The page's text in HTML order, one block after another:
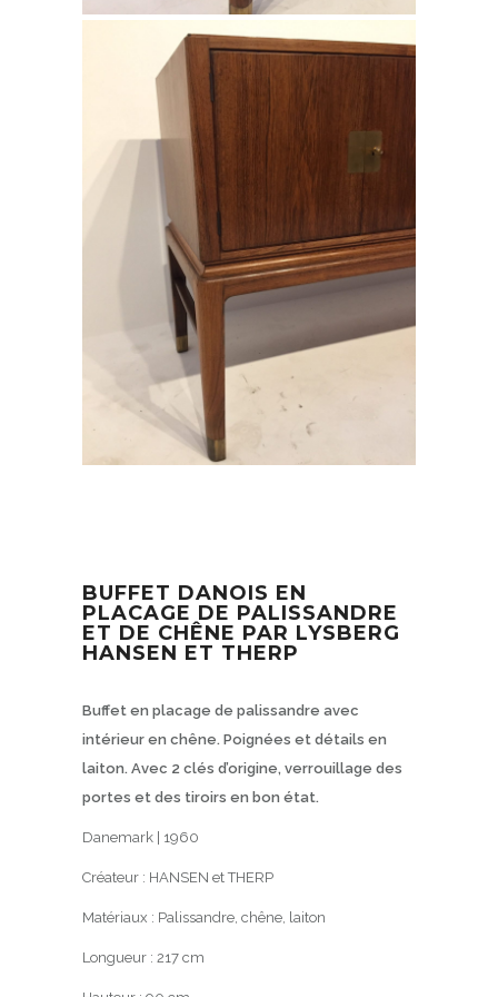
BUFFET DANOIS EN
PLACAGE DE PALISSANDRE
ET DE CHÊNE PAR LYSBERG
HANSEN ET THERP
Buffet en placage de palissandre avec
intérieur en chêne. Poignées et détails en
laiton. Avec 2 clés d’origine, verrouillage des
portes et des tiroirs en bon état.
Danemark | 1960
Créateur : HANSEN et THERP
Matériaux : Palissandre, chêne, laiton
Longueur : 217 cm